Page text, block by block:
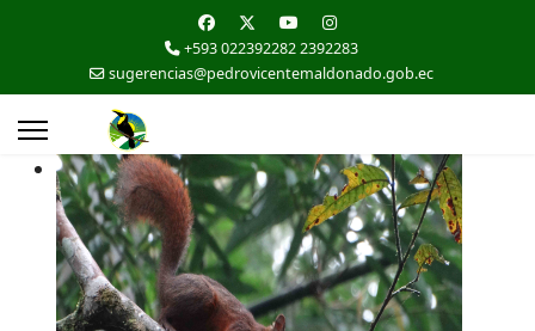
+593 022392282 2392283
sugerencias@pedrovicentemaldonado.gob.ec